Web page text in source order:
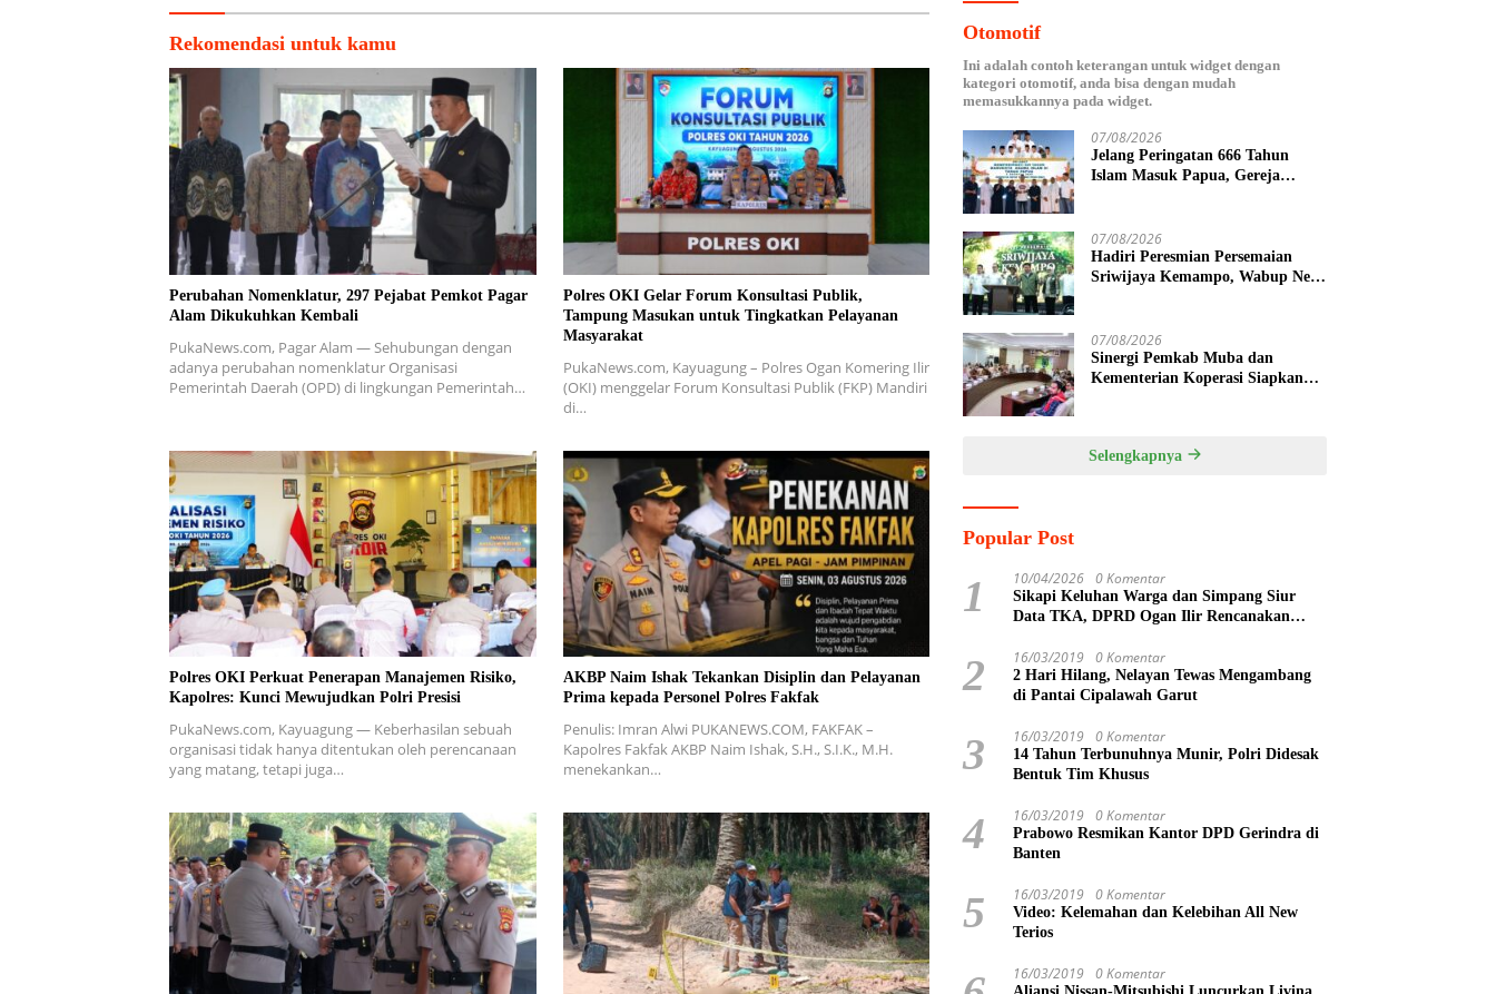
Rekomendasi untuk kamu
Perubahan Nomenklatur, 297 Pejabat Pemkot Pagar
Alam Dikukuhkan Kembali
PukaNews.com, Pagar Alam — Sehubungan dengan
adanya perubahan nomenklatur Organisasi
Pemerintah Daerah (OPD) di lingkungan Pemerintah…
Polres OKI Gelar Forum Konsultasi Publik,
Tampung Masukan untuk Tingkatkan Pelayanan
Masyarakat
PukaNews.com, Kayuagung – Polres Ogan Komering Ilir
(OKI) menggelar Forum Konsultasi Publik (FKP) Mandiri
di…
Polres OKI Perkuat Penerapan Manajemen Risiko,
Kapolres: Kunci Mewujudkan Polri Presisi
PukaNews.com, Kayuagung — Keberhasilan sebuah
organisasi tidak hanya ditentukan oleh perencanaan
yang matang, tetapi juga…
AKBP Naim Ishak Tekankan Disiplin dan Pelayanan
Prima kepada Personel Polres Fakfak
Penulis: Imran Alwi PUKANEWS.COM, FAKFAK –
Kapolres Fakfak AKBP Naim Ishak, S.H., S.I.K., M.H.
menekankan…
Otomotif
Ini adalah contoh keterangan untuk widget dengan
kategori otomotif, anda bisa dengan mudah
memasukkannya pada widget.
07/08/2026
Jelang Peringatan 666 Tahun
Islam Masuk Papua, Gereja
07/08/2026
Hadiri Peresmian Persemaian
Sriwijaya Kemampo, Wabup Neta
Penghijauan
07/08/2026
Sinergi Pemkab Muba dan
Kementerian Koperasi Siapkan
Selengkapnya
Popular Post
1 10/04/2026 0 Komentar
Sikapi Keluhan Warga dan Simpang Siur
Data TKA, DPRD Ogan Ilir Rencanakan
2 16/03/2019 0 Komentar
2 Hari Hilang, Nelayan Tewas Mengambang
di Pantai Cipalawah Garut
3 16/03/2019 0 Komentar
14 Tahun Terbunuhnya Munir, Polri Didesak
Bentuk Tim Khusus
4 16/03/2019 0 Komentar
Prabowo Resmikan Kantor DPD Gerindra di
Banten
5 16/03/2019 0 Komentar
Video: Kelemahan dan Kelebihan All New
Terios
16/03/2019 0 Komentar